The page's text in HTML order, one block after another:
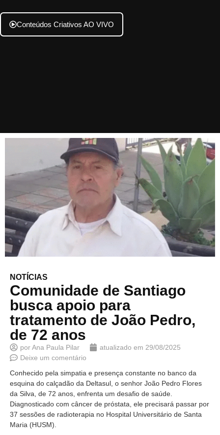
Conteúdos Criativos AO VIVO
NOTÍCIAS
Comunidade de Santiago
busca apoio para
tratamento de João Pedro,
de 72 anos
porAna Paula Pilar atualizado em 29/08/2025
Deixe um comentário
Conhecido pela simpatia e presença constante no banco da
esquina do calçadão da Deltasul, o senhor João Pedro Flores
da Silva, de 72 anos, enfrenta um desafio de saúde.
Diagnosticado com câncer de próstata, ele precisará passar por
37 sessões de radioterapia no Hospital Universitário de Santa
Maria (HUSM).